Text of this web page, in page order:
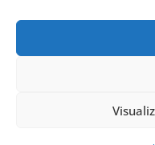
Associazione Culturale I
via Randazzo 27 Catania